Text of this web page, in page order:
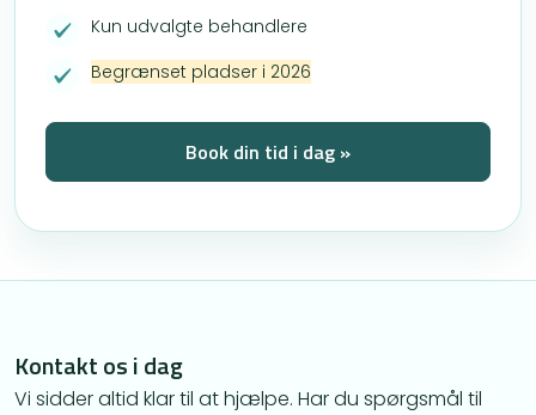
Kun udvalgte behandlere
Begrænset pladser i 2026
Book din tid i dag »
Kontakt os i dag
Vi sidder altid klar til at hjælpe. Har du spørgsmål til